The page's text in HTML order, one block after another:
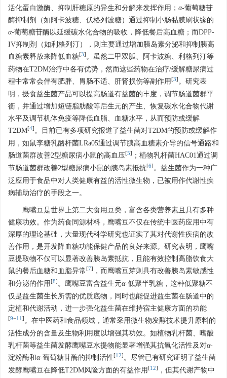
活化蛋白激酶、抑制肝糖原的异生和分解来发挥作用； α-葡萄糖苷
酶抑制剂（如阿卡波糖、伏格列波糖）通过抑制小肠黏膜刷状缘的
α-葡萄糖苷酶以延缓碳水化合物的吸收，降低餐后高血糖；而DPP-
IV抑制剂（如利格列汀），则主要通过增加胰岛素分泌和抑制胰高
血糖素释放来降低血糖[3] 。虽然二甲双胍、阿卡波糖、利格列汀等
药物在T2DM治疗中各有优势，然而这些药物在治疗/缓解糖尿病过
程中常常会伴有肥胖、胃肠不适、肝肾损伤等副作用 [3] 。研究表
明，摄食益生菌产品可以提高肠道有益菌的丰度，调节肠道菌群平
衡，并通过增加短链脂肪酸等后生元的产生、恢复碳水化合物代谢
水平及调节机体免疫等降低血脂、血糖水平，从而预防或缓解
T2DM[4] 。目前已有多项研究报道了益生菌对T2DM的预防或缓解作
用，如鼠李糖乳酪杆菌LRa05通过调节胰高血糖素介导的信号通路和
肠道菌群改善2型糖尿病小鼠的高血压[5]
；植物乳杆菌HAC01通过调
节肠道菌群改善2型糖尿病小鼠的胰岛素抵抗[6] 。益生菌作为一种广
泛应用于食品中对人类健康有益的活性微生物，已被用作代谢性疾
病辅助治疗的手段之一。
鹰嘴豆是世界上第二大食用豆类，富含各类营养素且具有多种
健康功效。作为药食同源材料，鹰嘴豆不仅在传统中医药应用中有
深厚的理论基础，大量现代科学研究也证实了其对代谢性疾病的改
善作用，是开发降血糖功能保健产品的良好来源。研究表明，鹰嘴
豆提取物不仅可以显著改善胰岛素抵抗，且能有效控制高脂饮食大
鼠的餐后血糖和血脂异常 [7]
，而鹰嘴豆芽则具有改善胰岛素敏感性
和分泌的作用 [8] 。鹰嘴豆富含益生元α-低聚半乳糖，这种低聚糖不
仅是益生菌生长所需的优质底物，同时也能促进益生菌在肠道中的
定植和代谢活动，进一步强化益生菌在维持宿主健康方面的功能
[9−11 ] 。在中医药和食品领域，通常采用微生物发酵技术提升原料的
活性成分的含量及生物利用度以增强其功效。如植物乳杆菌、嗜酸
乳杆菌等益生菌发酵鹰嘴豆水提物能显著增强其抗氧化活性及对α-
淀粉酶和α-葡萄糖苷酶的抑制活性[12] 。尽管已有研究证明了益生菌
发酵鹰嘴豆在降低T2DM风险方面的有益作用 [12]
，但其代谢产物中